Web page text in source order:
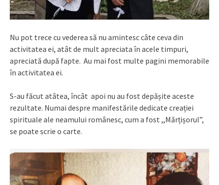
Nu pot trece cu vederea să nu amintesc câte ceva din
activitatea ei, atât de mult apreciata în acele timpuri,
apreciată după fapte. Au mai fost multe pagini memorabile
în activitatea ei.
S-au făcut atâtea, încât apoi nu au fost depășite aceste
rezultate. Numai despre manifestările dedicate creației
spirituale ale neamului românesc, cum a fost ,,Mărțișorul”,
se poate scrie o carte.